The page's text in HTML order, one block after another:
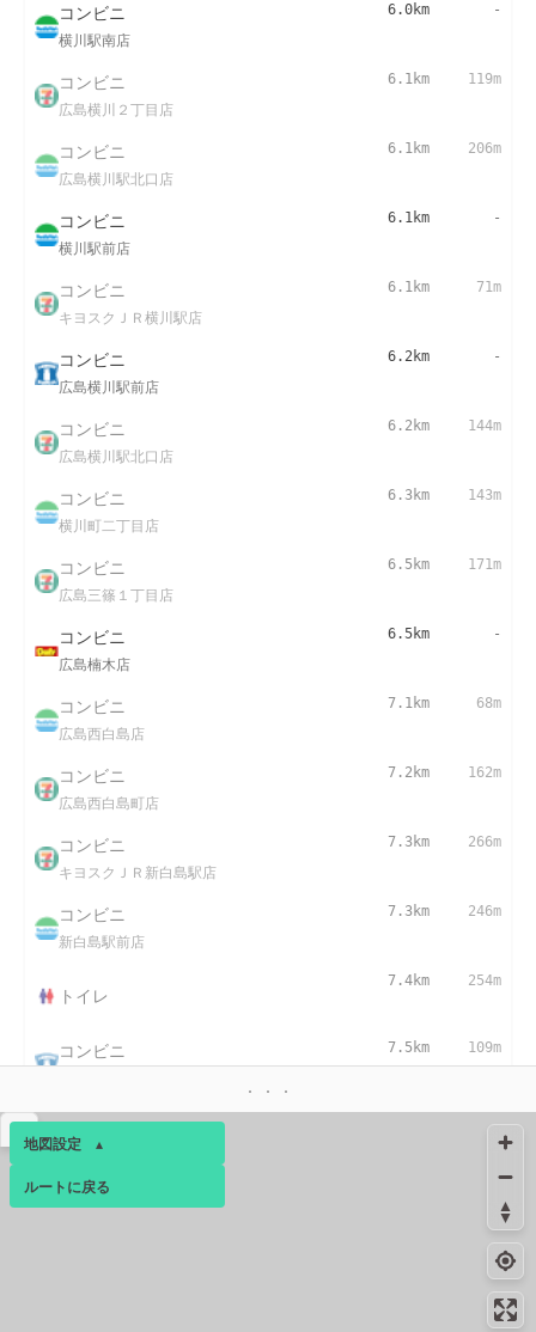
コンビニ
横川駅南店
6.0km -
コンビニ
広島横川２丁目店
6.1km 119m
コンビニ
広島横川駅北口店
6.1km 206m
コンビニ
横川駅前店
6.1km -
コンビニ
キヨスクＪＲ横川駅店
6.1km 71m
コンビニ
広島横川駅前店
6.2km -
コンビニ
広島横川駅北口店
6.2km 144m
コンビニ
横川町二丁目店
6.3km 143m
コンビニ
広島三篠１丁目店
6.5km 171m
コンビニ
広島楠木店
6.5km -
コンビニ
広島西白島店
7.1km 68m
コンビニ
広島西白島町店
7.2km 162m
コンビニ
キヨスクＪＲ新白島駅店
7.3km 266m
コンビニ
新白島駅前店
7.3km 246m
トイレ
7.4km 254m
コンビニ 7.5km 109m
コンビニ
広島白島店
7.6km 126m
コンビニ
53m
地図設定 ▴
ベース ▴
ルートに戻る